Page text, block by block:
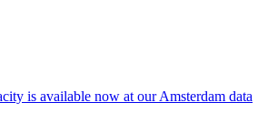
is available now at our Amsterdam data